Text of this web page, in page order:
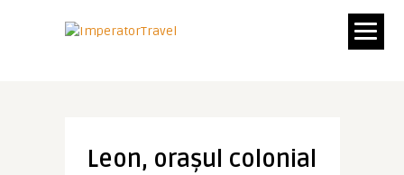
Leon, orașul colonial